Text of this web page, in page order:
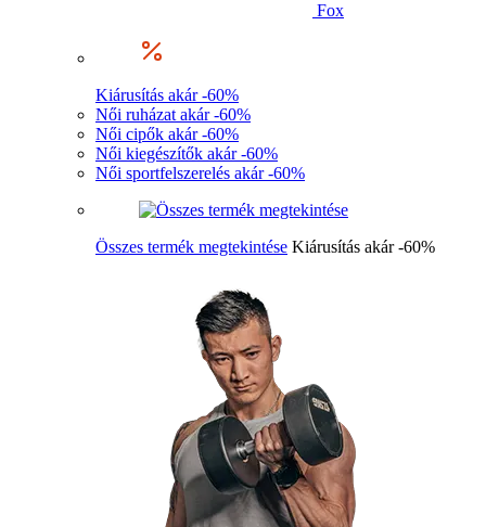
Fox
Kiárusítás akár -60%
Női ruházat akár -60%
Női cipők akár -60%
Női kiegészítők akár -60%
Női sportfelszerelés akár -60%
Összes termék megtekintése Kiárusítás akár -60%